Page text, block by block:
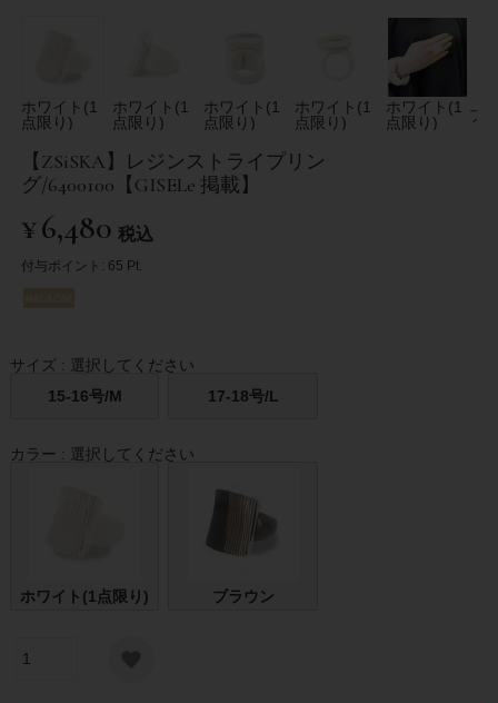
ホワイト(1
点限り)
ホワイト(1
点限り)
ホワイト(1
点限り)
ホワイト(1
点限り)
ホワイト(1
点限り)
ブ
【ZSiSKA】レジンストライプリン
グ/6400100【GISELe 掲載】
¥6,480 税込
付与ポイント: 65 Pt.
サイズ
選択してください
15-16号/M
17-18号/L
カラー 選択してください
ホワイト(1点限り) ブラウン